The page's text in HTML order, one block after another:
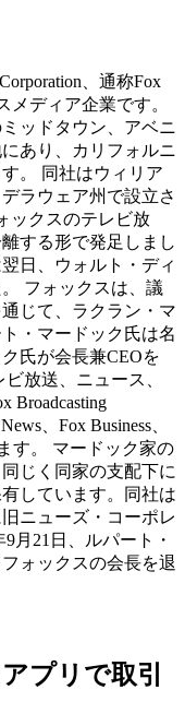
、通称Fox
メディア企業です。
ッドタウン、アベニ
あり、カリフォルニ
。 同社はウィリア
ラウェア州で設立さ
ックスのテレビ放
する形で発足しまし
日、ウォルト・ディ
フォックスは、議
じて、ラクラン・マ
・マードック氏は名
氏が会長兼CEOを
放送、ニュース、
Broadcasting
、Fox Business、
す。 マードック家の
じく同家の支配下に
しています。同社は
ニューズ・コーポレ
月21日、ルパート・
ォックスの会長を退
プリで取引